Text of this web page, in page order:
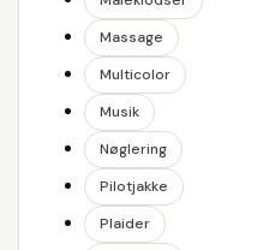
Massage
Multicolor
Musik
Nøglering
Pilotjakke
Plaider